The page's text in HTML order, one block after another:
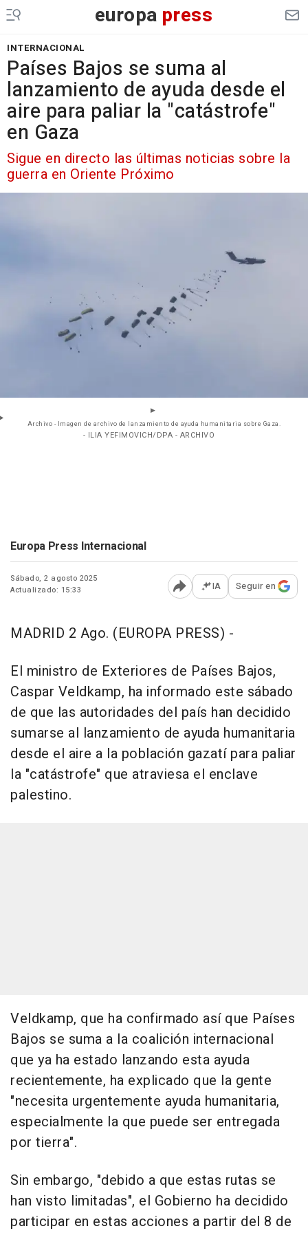
europa press
INTERNACIONAL
Países Bajos se suma al
lanzamiento de ayuda desde el
aire para paliar la "catástrofe"
en Gaza
Sigue en directo las últimas noticias sobre la
guerra en Oriente Próximo
Archivo - Imagen de archivo de lanzamiento de ayuda humanitaria sobre Gaza.
- ILIA YEFIMOVICH/DPA - ARCHIVO
Europa Press Internacional
Sábado, 2 agosto 2025
Actualizado: 15:33
Abrir opciones para
IA Seguir en
MADRID 2 Ago. (EUROPA PRESS) -
El ministro de Exteriores de Países Bajos,
Caspar Veldkamp, ha informado este sábado
de que las autoridades del país han decidido
sumarse al lanzamiento de ayuda humanitaria
desde el aire a la población gazatí para paliar
la "catástrofe" que atraviesa el enclave
palestino.
Veldkamp, que ha confirmado así que Países
Bajos se suma a la coalición internacional
que ya ha estado lanzando esta ayuda
recientemente, ha explicado que la gente
"necesita urgentemente ayuda humanitaria,
especialmente la que puede ser entregada
por tierra".
Sin embargo, "debido a que estas rutas se
han visto limitadas", el Gobierno ha decidido
participar en estas acciones a partir del 8 de